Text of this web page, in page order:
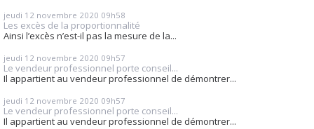
jeudi 12 novembre 2020 09h58
Les excès de la proportionnalité
Ainsi l’excès n’est-il pas la mesure de la...
jeudi 12 novembre 2020 09h57
Le vendeur professionnel porte conseil...
Il appartient au vendeur professionnel de démontrer...
jeudi 12 novembre 2020 09h57
Le vendeur professionnel porte conseil...
Il appartient au vendeur professionnel de démontrer...